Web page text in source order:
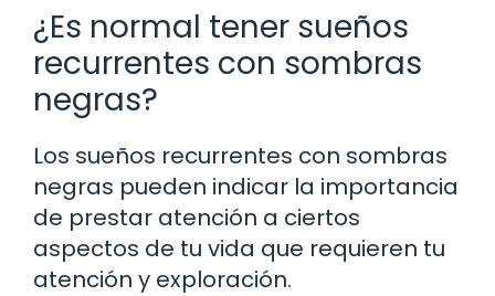
¿Es normal tener sueños
recurrentes con sombras
negras?
Los sueños recurrentes con sombras
negras pueden indicar la importancia
de prestar atención a ciertos
aspectos de tu vida que requieren tu
atención y exploración.